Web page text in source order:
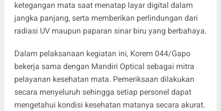
ketegangan mata saat menatap layar digital dalam
jangka panjang, serta memberikan perlindungan dari
radiasi UV maupun paparan sinar biru yang berbahaya.
Dalam pelaksanaan kegiatan ini, Korem 044/Gapo
bekerja sama dengan Mandiri Optical sebagai mitra
pelayanan kesehatan mata. Pemeriksaan dilakukan
secara menyeluruh sehingga setiap personel dapat
mengetahui kondisi kesehatan matanya secara akurat.